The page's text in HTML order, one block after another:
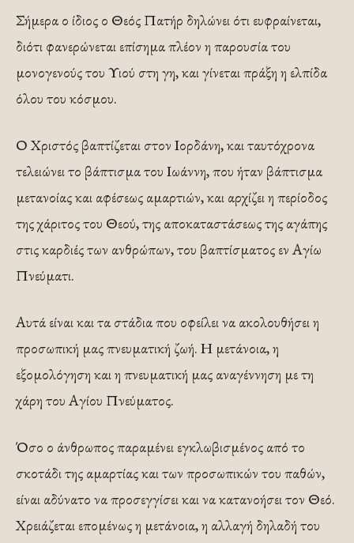
Σήμερα ο ίδιος ο Θεός Πατήρ δηλώνει ότι ευφραίνεται,
διότι φανερώνεται επίσημα πλέον η παρουσία του
μονογενούς του Υιού στη γη, και γίνεται πράξη η ελπίδα
όλου του κόσμου.
Ο Χριστός βαπτίζεται στον Ιορδάνη, και ταυτόχρονα
τελειώνει το βάπτισμα του Ιωάννη, που ήταν βάπτισμα
μετανοίας και αφέσεως αμαρτιών, και αρχίζει η περίοδος
της χάριτος του Θεού, της αποκαταστάσεως της αγάπης
στις καρδιές των ανθρώπων, του βαπτίσματος εν Αγίω
Πνεύματι.
Αυτά είναι και τα στάδια που οφείλει να ακολουθήσει η
προσωπική μας πνευματική ζωή. Η μετάνοια, η
εξομολόγηση και η πνευματική μας αναγέννηση με τη
χάρη του Αγίου Πνεύματος.
Όσο ο άνθρωπος παραμένει εγκλωβισμένος από το
σκοτάδι της αμαρτίας και των προσωπικών του παθών,
είναι αδύνατο να προσεγγίσει και να κατανοήσει τον Θεό.
Χρειάζεται επομένως η μετάνοια, η αλλαγή δηλαδή του